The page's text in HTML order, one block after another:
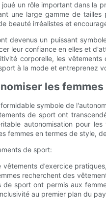
un rôle important dans la
une large gamme de
beauté irréalistes et
devenus un puissant
leur confiance en elles et
corporelle, les
à la mode et entreprenez
les
symbole de
de sport ont
autonomisation pour
femmes en termes de style,
de sport:
d’exercice
recherchent des
sport ont permis aux
au premier plan du